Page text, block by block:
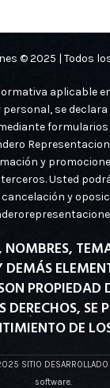
© 2025 | Todos
aplicable
se
y
Usted
y
PROPIEDAD
DERECHOS, SE
DE
SITIO DESARROLLADO
software.